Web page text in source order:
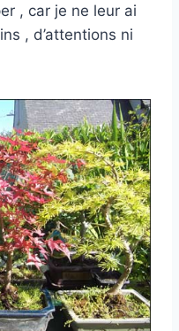
, car je ne leur ai
, d’attentions ni